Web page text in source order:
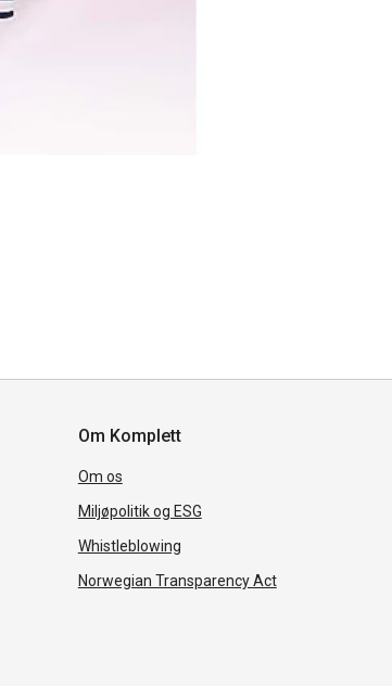
Om Komplett
Om os
Miljøpolitik og ESG
Whistleblowing
Norwegian Transparency Act